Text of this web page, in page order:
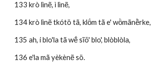
133 krò lìnẽ, ì lìnẽ,
134 krò lìnẽ tkótö tã, klö́m tã e' wö̀mãnẽ̀rke,
135 ah, i blo'la tã wẽ́ sĩõ' blo', blòblòla,
136 e'la mã yèkènẽ sö.